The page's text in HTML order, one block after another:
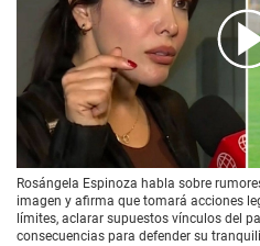
00:00/02:06
Rosángela Espinoza habla sobre
imagen y afirma que tomará acciones
límites, aclarar supuestos vínculos del
consecuencias para defender su